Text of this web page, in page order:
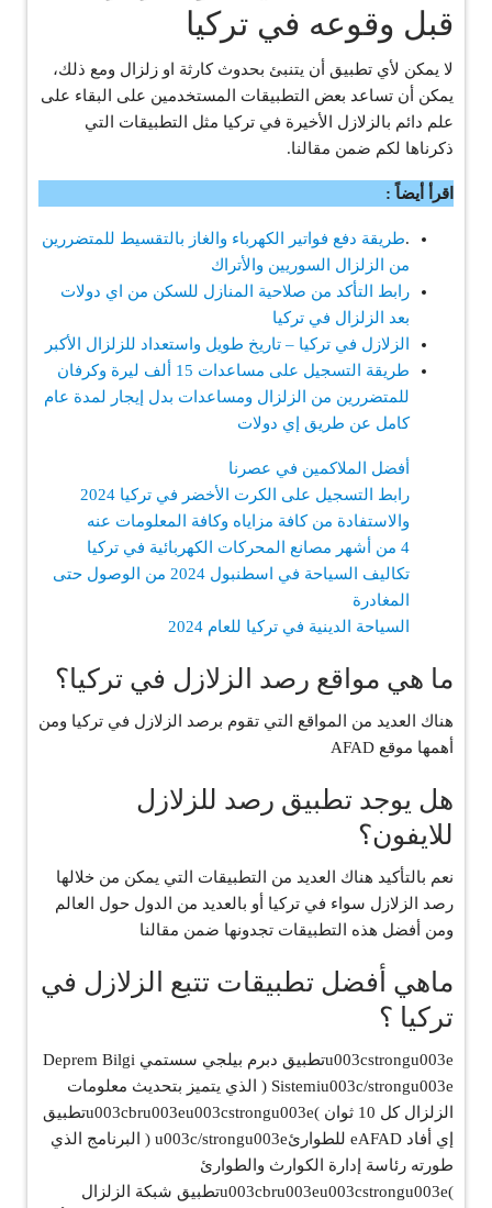
قبل وقوعه في تركيا
لا يمكن لأي تطبيق أن يتنبئ بحدوث كارثة او زلزال ومع ذلك،
يمكن أن تساعد بعض التطبيقات المستخدمين على البقاء على
علم دائم بالزلازل الأخيرة في تركيا مثل التطبيقات التي
ذكرناها لكم ضمن مقالنا.
اقرأ أيضاً :
.طريقة دفع فواتير الكهرباء والغاز بالتقسيط للمتضررين
من الزلزال السوريين والأتراك
رابط التأكد من صلاحية المنازل للسكن من اي دولات
بعد الزلزال في تركيا
الزلازل في تركيا – تاريخ طويل واستعداد للزلزال الأكبر
طريقة التسجيل على مساعدات 15 ألف ليرة وكرفان
للمتضررين من الزلزال ومساعدات بدل إيجار لمدة عام
كامل عن طريق إي دولات
أفضل الملاكمين في عصرنا
رابط التسجيل على الكرت الأخضر في تركيا 2024
والاستفادة من كافة مزاياه وكافة المعلومات عنه
4 من أشهر مصانع المحركات الكهربائية في تركيا
تكاليف السياحة في اسطنبول 2024 من الوصول حتى
المغادرة
السياحة الدينية في تركيا للعام 2024
ما هي مواقع رصد الزلازل في تركيا؟
هناك العديد من المواقع التي تقوم برصد الزلازل في تركيا ومن
أهمها موقع AFAD
هل يوجد تطبيق رصد للزلازل
للايفون؟
نعم بالتأكيد هناك العديد من التطبيقات التي يمكن من خلالها
رصد الزلازل سواء في تركيا أو بالعديد من الدول حول العالم
ومن أفضل هذه التطبيقات تجدونها ضمن مقالنا
ماهي أفضل تطبيقات تتبع الزلازل في
تركيا ؟
u003cstrongu003eتطبيق دبرم بيلجي سستمي Deprem Bilgi
Sistemiu003c/strongu003e ( الذي يتميز بتحديث معلومات
الزلزال كل 10 ثوان )u003cbru003eu003cstrongu003eتطبيق
إي أفاد eAFAD للطوارئu003c/strongu003e ( البرنامج الذي
طورته رئاسة إدارة الكوارث والطوارئ
)u003cbru003eu003cstrongu003eتطبيق شبكة الزلزال